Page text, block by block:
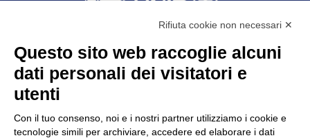
Unidata s.r.lcon unico socio
Largo dell’Artigianato, 1 - 23100 Sondrio
C.F. 00481790145 - N.REA SO-36426
Rifiuta cookie non necessari ✕
Questo sito web raccoglie alcuni
dati personali dei visitatori e
utenti
Con il tuo consenso, noi e i nostri partner utilizziamo i cookie e
tecnologie simili per archiviare, accedere ed elaborare i dati